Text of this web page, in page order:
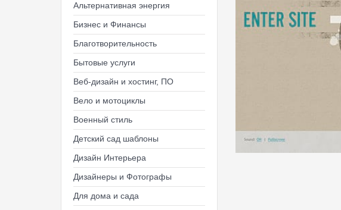
Альтернативная энергия
Бизнес и Финансы
Благотворительность
Бытовые услуги
Веб-дизайн и хостинг, ПО
Вело и мотоциклы
Военный стиль
Детский сад шаблоны
Дизайн Интерьера
Дизайнеры и Фотографы
Для дома и сада